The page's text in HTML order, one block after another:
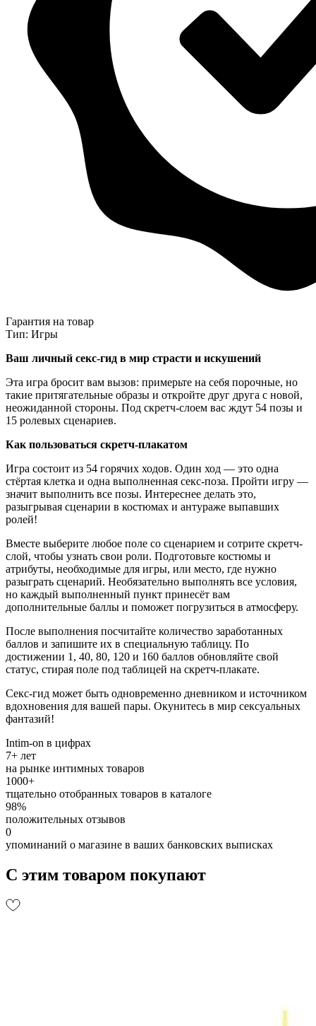
Гарантия на товар
Тип: Игры
Ваш личный секс-гид в мир страсти и искушений
Эта игра бросит вам вызов: примерьте на себя порочные, но
такие притягательные образы и откройте друг друга с новой,
неожиданной стороны. Под скретч-слоем вас ждут 54 позы и
15 ролевых сценариев.
Как пользоваться скретч-плакатом
Игра состоит из 54 горячих ходов. Один ход — это одна
стёртая клетка и одна выполненная секс-поза. Пройти игру —
значит выполнить все позы. Интереснее делать это,
разыгрывая сценарии в костюмах и антураже выпавших
ролей!
Вместе выберите любое поле со сценарием и сотрите скретч-
слой, чтобы узнать свои роли. Подготовьте костюмы и
атрибуты, необходимые для игры, или место, где нужно
разыграть сценарий. Необязательно выполнять все условия,
но каждый выполненный пункт принесёт вам
дополнительные баллы и поможет погрузиться в атмосферу.
После выполнения посчитайте количество заработанных
баллов и запишите их в специальную таблицу. По
достижении 1, 40, 80, 120 и 160 баллов обновляйте свой
статус, стирая поле под таблицей на скретч-плакате.
Секс-гид может быть одновременно дневником и источником
вдохновения для вашей пары. Окунитесь в мир сексуальных
фантазий!
Intim-on в цифрах
7+ лет
на рынке интимных товаров
1000+
тщательно отобранных товаров в каталоге
98%
положительных отзывов
0
упоминаний о магазине в ваших банковских выписках
С этим товаром покупают